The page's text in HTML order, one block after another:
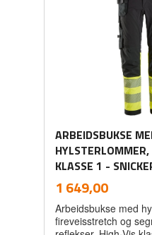
ARBEIDSBUKSE
KLASSE 1 -
Pris
1 649,00mva.
Arbeidsbukse med
fireveisstretch og